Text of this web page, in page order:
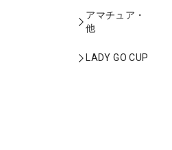
アマチュア・
他
LADY GO CUP